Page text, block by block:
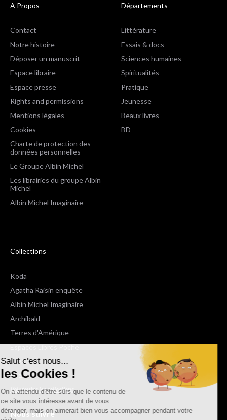
Salut c'est nous...
les Cookies !
On a attendu d'être sûrs que le contenu de
ce site vous intéresse avant de vous
déranger, mais on aimerait bien vous accompagner pendant votre
A Propos
Contact
Notre histoire
Déposer un manuscrit
Espace libraire
Espace presse
Rights and permissions
Mentions légales
Cookies
Charte de protection des
données personnelles
Le Groupe Albin Michel
Les librairies du groupe Albin
Michel
Albin Michel Imaginaire
Départements
Littérature
Essais & docs
Sciences humaines
Spiritualités
Pratique
Jeunesse
Beaux livres
BD
Collections
Koda
Agatha Raisin enquête
Albin Michel Imaginaire
Archibald
Terres d'Amérique
Espaces Libres Poche
NOX
Wiz
Voir toutes les collections
Nous suivre